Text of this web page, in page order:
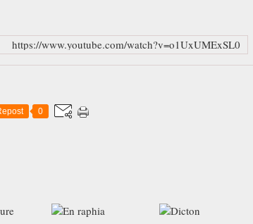
https://www.youtube.com/watch?v=o1UxUMExSL0
0